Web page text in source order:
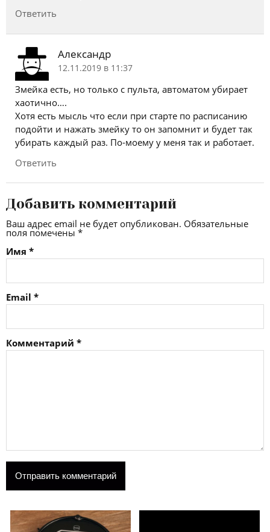
Ответить
Александр
12.11.2019 в 11:37
Змейка есть, но только с пульта, автоматом убирает
хаотично….
Хотя есть мысль что если при старте по расписанию
подойти и нажать змейку то он запомнит и будет так
убирать каждый раз. По-моему у меня так и работает.
Ответить
Добавить комментарий
Ваш адрес email не будет опубликован. Обязательные
поля помечены *
Имя *
Email *
Комментарий *